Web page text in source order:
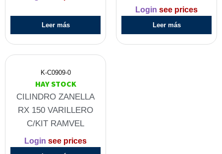
Leer más
Login see prices
Leer más
K-C0909-0
HAY STOCK
CILINDRO ZANELLA
RX 150 VARILLERO
C/KIT RAMVEL
Login see prices